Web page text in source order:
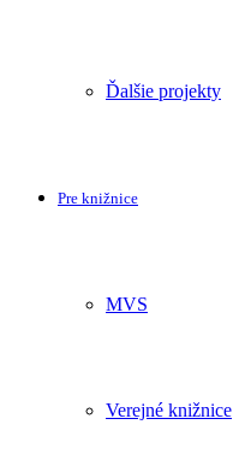
Ďalšie projekty
Pre knižnice
MVS
Verejné knižnice